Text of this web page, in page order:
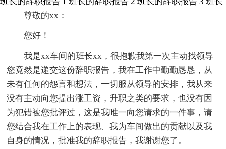
尊敬的xx：
您好！
我是xx车间的班长xx，很抱歉我第一次主动找领导
您竟然是递交这份辞职报告，我在工作中勤勤恳恳，从
未有任何的怨言和想法，一切服从领导的安排，我从来
没有主动向您提出涨工资，升职之类的要求，也没有因
为犯错被您批评过，这是我唯一向您请求的一件事，请
您结合我在工作上的表现、我为车间做出的贡献以及我
自身的情况，批准我的辞职报告，我谢谢您了。